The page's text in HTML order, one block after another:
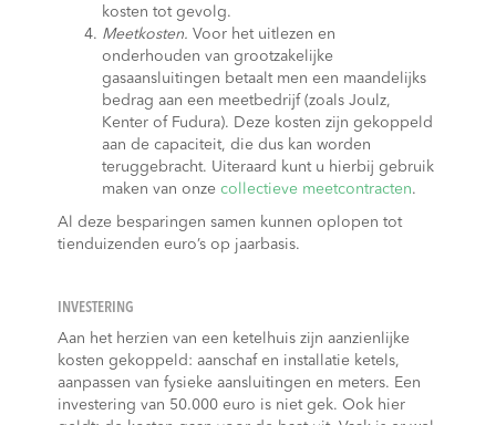
kosten tot gevolg.
Meetkosten. Voor het uitlezen en
onderhouden van grootzakelijke
gasaansluitingen betaalt men een maandelijks
bedrag aan een meetbedrijf (zoals Joulz,
Kenter of Fudura). Deze kosten zijn gekoppeld
aan de capaciteit, die dus kan worden
teruggebracht. Uiteraard kunt u hierbij gebruik
maken van onzecollectieve meetcontracten.
Al deze besparingen samen kunnen oplopen tot
tienduizenden euro’s op jaarbasis.
INVESTERING
Aan het herzien van een ketelhuis zijn aanzienlijke
kosten gekoppeld: aanschaf en installatie ketels,
aanpassen van fysieke aansluitingen en meters. Een
investering van 50.000 euro is niet gek. Ook hier